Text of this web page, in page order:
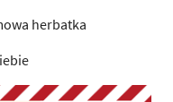
herbatka